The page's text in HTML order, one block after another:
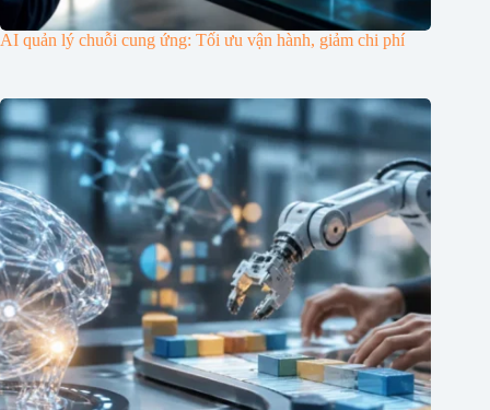
AI quản lý chuỗi cung ứng: Tối ưu vận hành, giảm chi phí